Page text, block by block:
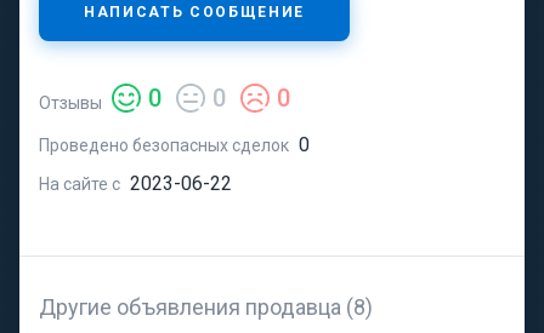
НАПИСАТЬ СООБЩЕНИЕ
Отзывы 0 0 0
Проведено безопасных сделок 0
На сайте с 2023-06-22
Другие объявления продавца (8)